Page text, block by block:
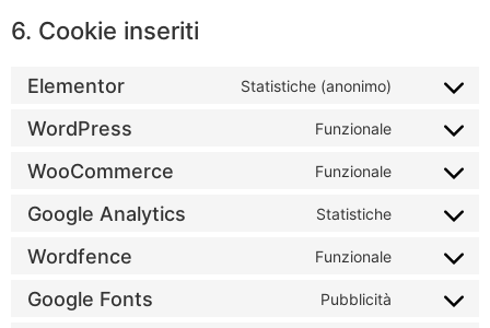
6. Cookie inseriti
Elementor Statistiche (anonimo)
WordPress Funzionale
WooCommerce Funzionale
Google Analytics Statistiche
Wordfence Funzionale
Google Fonts Pubblicità